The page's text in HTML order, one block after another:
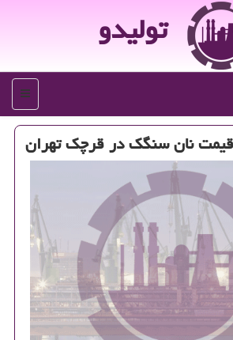
تولیدو
منو
نان سنگك در قرچك تهران